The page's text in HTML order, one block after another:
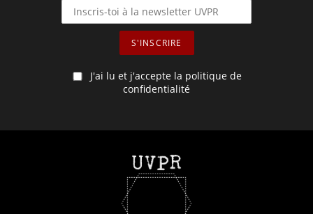
J'ai lu et j'accepte la politique de
confidentialité